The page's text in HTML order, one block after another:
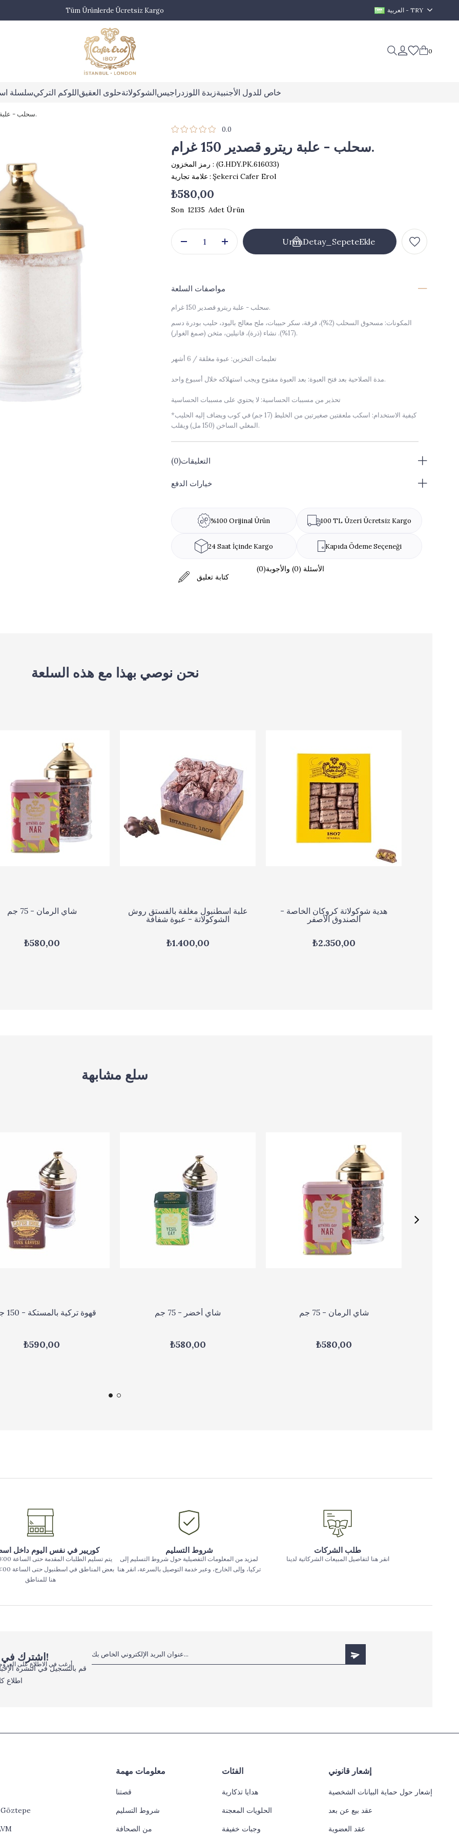
Tüm Ürünlerde Ücretsiz Kargo العربية - TRY
0
سلسلةاللوكم التركيحلوى العقيقالشوكولاتةدراجيس زبدة اللوزخاص للدول الأجنبية
سحلب - علبة ريترو قصدير 150 غرام.
0.0
سحلب - علبة ريترو قصدير 150 غرام.
رمز المخزون
(G.HDY.PK.616033)
علامة تجارية : Şekerci Cafer Erol
₺580,00
12135
مواصفات السلعة
سحلب - علبة ريترو قصدير 150 غرام.
المكونات: مسحوق السحلب (2%)، قرفة، سكر حبيبات، ملح معالج باليود، حليب بودرة دسم
(17%). نشاء (ذرة)، فانيلين، مثخن (صمغ الغوار).
تعليمات التخزين: عبوة مغلقة / 6 أشهر
مدة الصلاحية بعد فتح العبوة: بعد العبوة مفتوح ويجب استهلاكه خلال أسبوع واحد.
تحذير من مسببات الحساسية: لا يحتوي على مسببات الحساسية
*كيفية الاستخدام: اسكب ملعقتين صغيرتين من الخليط (17 جم) في كوب ويضاف إليه الحليب
المغلي الساخن (150 مل) ويقلب.
التعليقات(0)
خيارات الدفع
%100 Orijinal Ürün 100 TL Üzeri Ücretsiz Kargo
24 Saat İçinde Kargo Kapıda Ödeme Seçeneği
كتابة تعليق
(0)الأسئلة (0) والأجوبة
نحن نوصي بهذا مع هذه السلعة
شاي الرمان - 75 جم
₺580,00
علبة اسطنبول مغلفة بالفستق روش
الشوكولاتة - عبوة شفافة
₺1.400,00
هدية شوكولاتة كروكان الخاصة -
الصندوق الأصفر
₺2.350,00
سلع مشابهة
قهوة تركية بالمستكة - 150 جرام
₺590,00
شاي أخضر - 75 جم
₺580,00
شاي الرمان - 75 جم
₺580,00
كوريير في نفس اليوم داخل
هنا للمناطق
شروط التسليم
لمزيد من المعلومات التفصيلية حول شروط التسليم إلى
تركيا، وإلى الخارج، وعبر خدمة التوصيل بالسرعة، انقر هنا
طلب الشركات
انقر هنا لتفاصيل المبيعات الشركاتية لدينا
اشترك في النشرة الإخبارية الإلكترونية، لا تفوت الفرص!
قم بالتسجيل في النشرة
اطلاع
أرغب في الاطلاع على
معلومات مهمة
قصتنا
شروط التسليم
من الصحافة
الفئات
هدايا تذكارية
الحلويات المعجنة
وجبات خفيفة
إشعار قانوني
إشعار حول حماية البيانات الشخصية
عقد بيع عن بعد
عقد العضوية